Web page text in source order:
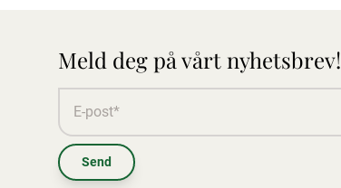
Meld deg på vårt nyhetsbrev!
Send